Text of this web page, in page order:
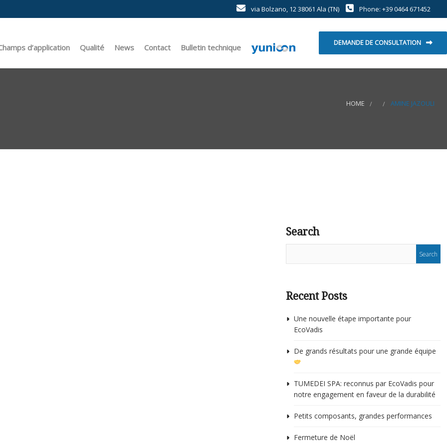
via Bolzano, 12 38061 Ala (TN) Phone: +39 0464 671452
DEMANDE DE CONSULTATION
caoutchouc/autres matériaux
d’application
Industrie pneumatique
Qualité
Politique de l’environnement
News Contact Bulletin technique
HOME AMINE JAZOULI
Search
Recent Posts
Une nouvelle étape importante pour
EcoVadis
De grands résultats pour une grande équipe
TUMEDEI SPA: reconnus par EcoVadis pour
notre engagement en faveur de la durabilité
Petits composants, grandes performances
Fermeture de Noël